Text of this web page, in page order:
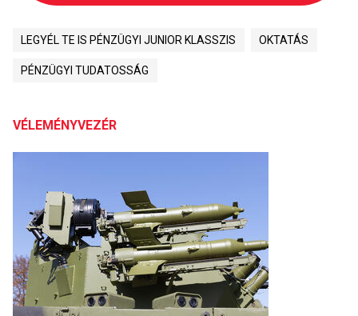
LEGYÉL TE IS PÉNZÜGYI JUNIOR KLASSZIS OKTATÁS
PÉNZÜGYI TUDATOSSÁG
VÉLEMÉNYVEZÉR